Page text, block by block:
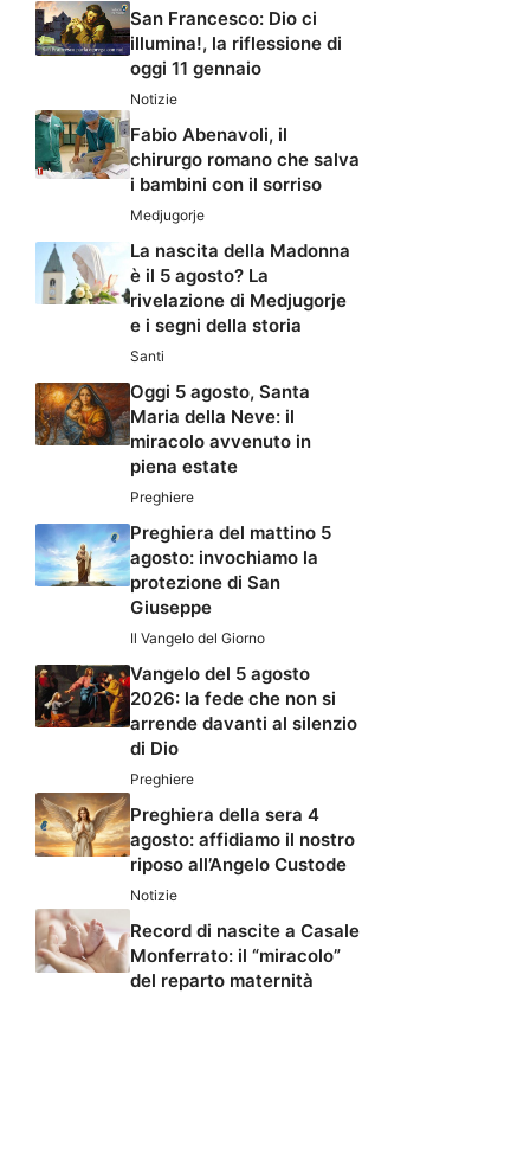
San Francesco: Dio ci
illumina!, la riflessione di
oggi 11 gennaio
Notizie
Fabio Abenavoli, il
chirurgo romano che salva
i bambini con il sorriso
Medjugorje
La nascita della Madonna
è il 5 agosto? La
rivelazione di Medjugorje
e i segni della storia
Santi
Oggi 5 agosto, Santa
Maria della Neve: il
miracolo avvenuto in
piena estate
Preghiere
Preghiera del mattino 5
agosto: invochiamo la
protezione di San
Giuseppe
Il Vangelo del Giorno
Vangelo del 5 agosto
2026: la fede che non si
arrende davanti al silenzio
di Dio
Preghiere
Preghiera della sera 4
agosto: affidiamo il nostro
riposo all’Angelo Custode
Notizie
Record di nascite a Casale
Monferrato: il “miracolo”
del reparto maternità